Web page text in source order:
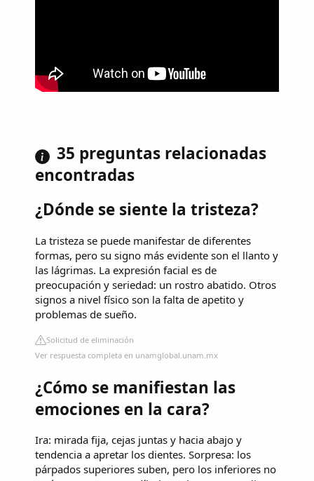
35 preguntas relacionadas
encontradas
¿Dónde se siente la tristeza?
La tristeza se puede manifestar de diferentes
formas, pero su signo más evidente son el llanto y
las lágrimas. La expresión facial es de
preocupación y seriedad: un rostro abatido. Otros
signos a nivel físico son la falta de apetito y
problemas de sueño.
Solicitud de eliminación
Ver respuesta completa en unamglobal.unam.mx
¿Cómo se manifiestan las
emociones en la cara?
Ira: mirada fija, cejas juntas y hacia abajo y
tendencia a apretar los dientes. Sorpresa: los
párpados superiores suben, pero los inferiores no